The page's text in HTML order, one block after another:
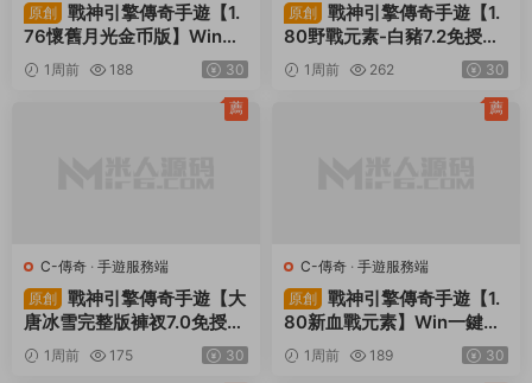
原創
戰神引擎傳奇手遊【1.
76懷舊月光金币版】Win一
鍵服務端+安卓蘋果雙端+G
M授權物品後台+視頻架設教
1周前 188 30
原創
戰神引擎傳奇手遊【1.
80野戰元素-白豬7.2免授
權】Win一鍵服務端+安卓+
GM授權物品後台+視頻架設
1周前 262 30
C-傳奇 · 手遊服務端
原創
戰神引擎傳奇手遊【大
唐冰雪完整版褲衩7.0免授
權】Win一鍵服務端+GM授
權後台+安卓蘋果雙端+視頻
1周前 175 30
薦
C-傳奇 · 手遊服務端
原創
戰神引擎傳奇手遊【1.
80新血戰元素】Win一鍵服
務端+安卓+GM授權物品後
台+視頻架設教程
1周前 189 30
薦